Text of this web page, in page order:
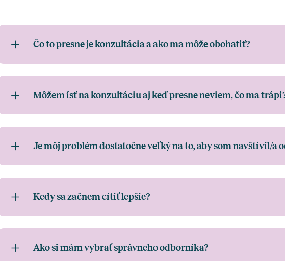
Čo to presne je konzultácia a ako ma môže obohatiť?
Môžem ísť na konzultáciu aj keď presne neviem, čo ma
Je môj problém dostatočne veľký na to, aby som navštívil/a
Kedy sa začnem cítiť lepšie?
Ako si mám vybrať správneho odborníka?